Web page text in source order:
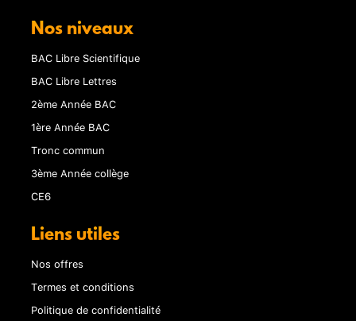
Nos niveaux
BAC Libre Scientifique
BAC Libre Lettres
2ème Année BAC
1ère Année BAC
Tronc commun
3ème Année collège
CE6
Liens utiles
Nos offres
Termes et conditions
Politique de confidentialité